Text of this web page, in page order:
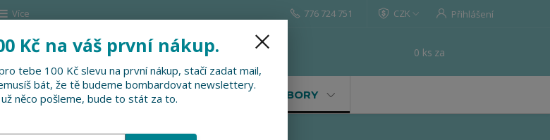
Více CZK Přihlášení
Hledat
776 724 751
0 ks za
SLEVNĚNO PRO FIRMY, FESTIVALY, SOUBORY
Kč na váš první nákup.
tebe 100 Kč slevu na první nákup, stačí zadat mail,
bát, že tě budeme bombardovat newslettery.
něco pošleme, bude to stát za to.